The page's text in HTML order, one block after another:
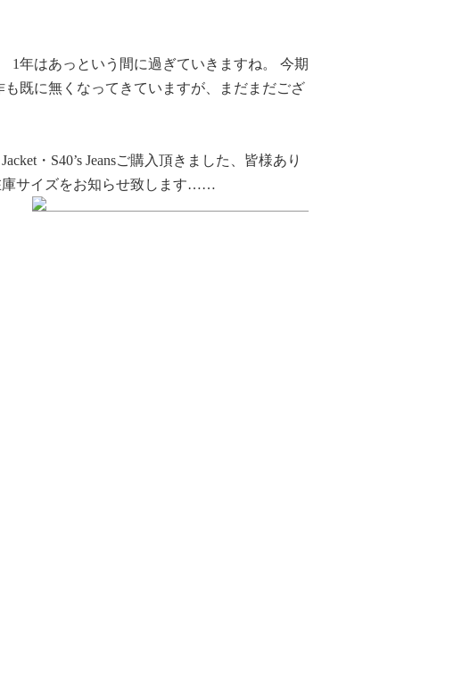
1年はあっという間に過ぎていきますね。 今期
既に無くなってきていますが、まだまだござ
・S40’s Jeansご購入頂きました、皆様あり
庫サイズをお知らせ致します……